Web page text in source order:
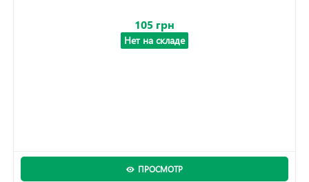
105 грн
Нет на складе
ПРОСМОТР